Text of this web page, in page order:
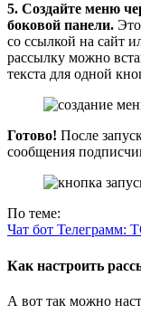
5. Создайте меню
боковой панели.
со ссылкой на сайт
рассылку можно
текста для одной
Готово! После
сообщения
По теме:
Чат бот Телеграмм:
Как настроить
А вот так можно